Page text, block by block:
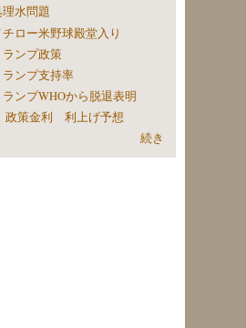
水問題
ロー米野球殿堂入り
ンプ政策
ンプ支持率
ンプWHOから脱退表明
政策金利 利上げ予想
続き